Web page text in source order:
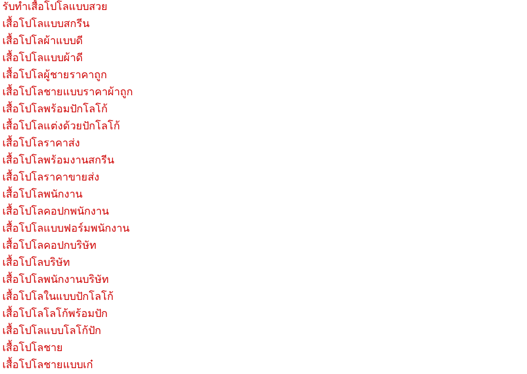
รับทำเสื้อโปโลแบบสวย
เสื้อโปโลแบบสกรีน
เสื้อโปโลผ้าแบบดี
เสื้อโปโลแบบผ้าดี
เสื้อโปโลผู้ชายราคาถูก
เสื้อโปโลชายแบบราคาผ้าถูก
เสื้อโปโลพร้อมปักโลโก้
เสื้อโปโลแต่งด้วยปักโลโก้
เสื้อโปโลราคาส่ง
เสื้อโปโลพร้อมงานสกรีน
เสื้อโปโลราคาขายส่ง
เสื้อโปโลพนักงาน
เสื้อโปโลคอปกพนักงาน
เสื้อโปโลแบบฟอร์มพนักงาน
เสื้อโปโลคอปกบริษัท
เสื้อโปโลบริษัท
เสื้อโปโลพนักงานบริษัท
เสื้อโปโลในแบบปักโลโก้
เสื้อโปโลโลโก้พร้อมปัก
เสื้อโปโลแบบโลโก้ปัก
เสื้อโปโลชาย
เสื้อโปโลชายแบบเก๋